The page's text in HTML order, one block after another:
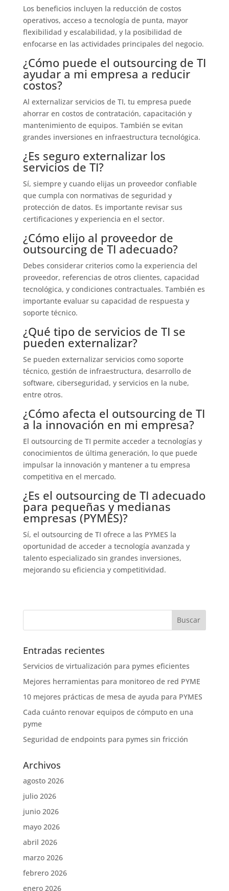
Los beneficios incluyen la reducción de costos
operativos, acceso a tecnología de punta, mayor
flexibilidad y escalabilidad, y la posibilidad de
enfocarse en las actividades principales del negocio.
¿Cómo puede el outsourcing de TI
ayudar a mi empresa a reducir
costos?
Al externalizar servicios de TI, tu empresa puede
ahorrar en costos de contratación, capacitación y
mantenimiento de equipos. También se evitan
grandes inversiones en infraestructura tecnológica.
¿Es seguro externalizar los
servicios de TI?
Sí, siempre y cuando elijas un proveedor confiable
que cumpla con normativas de seguridad y
protección de datos. Es importante revisar sus
certificaciones y experiencia en el sector.
¿Cómo elijo al proveedor de
outsourcing de TI adecuado?
Debes considerar criterios como la experiencia del
proveedor, referencias de otros clientes, capacidad
tecnológica, y condiciones contractuales. También es
importante evaluar su capacidad de respuesta y
soporte técnico.
¿Qué tipo de servicios de TI se
pueden externalizar?
Se pueden externalizar servicios como soporte
técnico, gestión de infraestructura, desarrollo de
software, ciberseguridad, y servicios en la nube,
entre otros.
¿Cómo afecta el outsourcing de TI
a la innovación en mi empresa?
El outsourcing de TI permite acceder a tecnologías y
conocimientos de última generación, lo que puede
impulsar la innovación y mantener a tu empresa
competitiva en el mercado.
¿Es el outsourcing de TI adecuado
para pequeñas y medianas
empresas (PYMES)?
Sí, el outsourcing de TI ofrece a las PYMES la
oportunidad de acceder a tecnología avanzada y
talento especializado sin grandes inversiones,
mejorando su eficiencia y competitividad.
Entradas recientes
Servicios de virtualización para pymes eficientes
Mejores herramientas para monitoreo de red PYME
10 mejores prácticas de mesa de ayuda para PYMES
Cada cuánto renovar equipos de cómputo en una
pyme
Seguridad de endpoints para pymes sin fricción
Archivos
agosto 2026
julio 2026
junio 2026
mayo 2026
abril 2026
marzo 2026
febrero 2026
enero 2026